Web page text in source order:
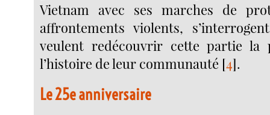
Vietnam avec ses marches de
affrontements violents,
veulent redécouvrir cette partie la
l’histoire de leur communauté [4].
Le 25e anniversaire